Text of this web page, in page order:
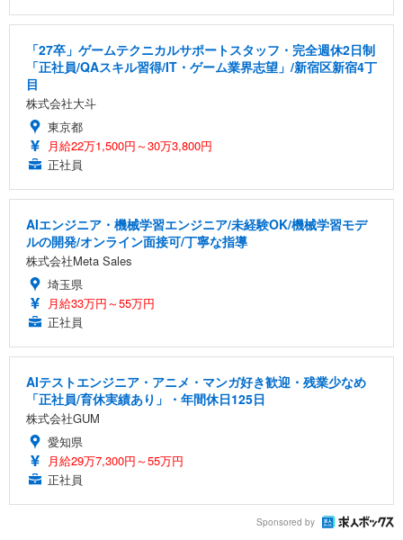
「27卒」ゲームテクニカルサポートスタッフ・完全週休2日制
「正社員/QAスキル習得/IT・ゲーム業界志望」/新宿区新宿4丁
目
株式会社大斗
東京都
月給22万1,500円～30万3,800円
正社員
AIエンジニア・機械学習エンジニア/未経験OK/機械学習モデ
ルの開発/オンライン面接可/丁寧な指導
株式会社Meta Sales
埼玉県
月給33万円～55万円
正社員
AIテストエンジニア・アニメ・マンガ好き歓迎・残業少なめ
「正社員/育休実績あり」・年間休日125日
株式会社GUM
愛知県
月給29万7,300円～55万円
正社員
Sponsored by